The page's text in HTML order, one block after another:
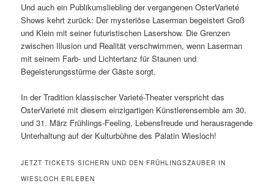
Und auch ein Publikumsliebling der vergangenen OsterVarieté
Shows kehrt zurück: Der mysteriöse Laserman begeistert Groß
und Klein mit seiner futuristischen Lasershow. Die Grenzen
zwischen Illusion und Realität verschwimmen, wenn Laserman
mit seinem Farb- und Lichtertanz für Staunen und
Begeisterungsstürme der Gäste sorgt.
In der Tradition klassischer Varieté-Theater verspricht das
OsterVarieté mit diesem einzigartigen Künstlerensemble am 30.
und 31. März Frühlings-Feeling, Lebensfreude und herausragende
Unterhaltung auf der Kulturbühne des Palatin Wiesloch!
JETZT TICKETS SICHERN UND DEN FRÜHLINGSZAUBER IN
WIESLOCH ERLEBEN